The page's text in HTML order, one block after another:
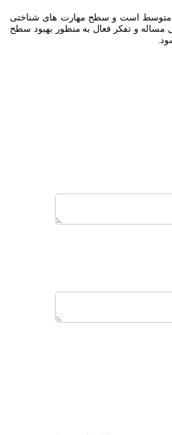
حد متوسط است و سطح مهارت های شناختی
مساله و تفکر فعال به منظور بهبود سطح